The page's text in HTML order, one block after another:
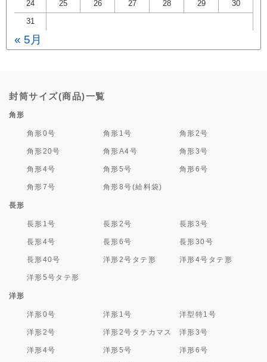
24 25 26 27 28 29 30
31
« 5月
封筒サイズ(商品)一覧
角形
角形0号 角形1号 角形2号
角形20号 角形A4号 角形3号
角形4号 角形5号 角形6号
角形7号 角形8号(給料袋)
長形
長形1号 長形2号 長形3号
長形4号 長形6号 長形30号
長形40号 洋形2号タテ形 洋形4号タテ形
洋形5号タテ形
洋形
洋形0号 洋形1号 洋型特1号
洋形2号 洋形2号タテカマス 洋形3号
洋形4号 洋形5号 洋形6号